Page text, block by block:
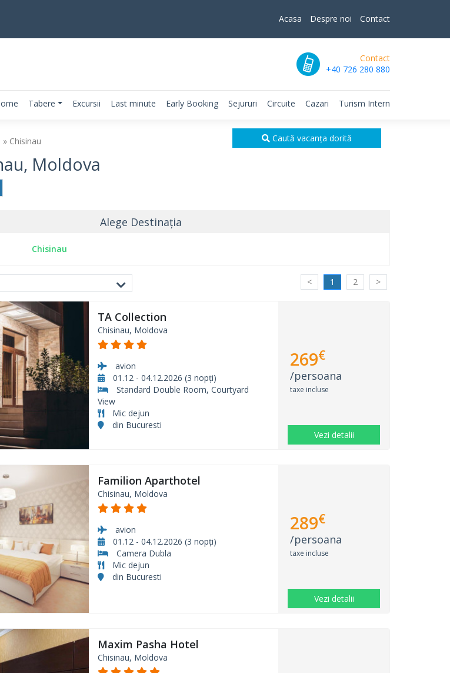
Acasa Despre noi Contact
Contact
+40 726 280 880
Tabere Excursii Last minute Early Booking Sejururi Circuite Cazari Turism Intern
Chisinau Caută vacanța dorită
Moldova
Alege Destinația
Chisinau
< 1 2 >
TA Collection
Chisinau, Moldova
avion
01.12 - 04.12.2026 (3 nopți)
Standard Double Room, Courtyard
View
Mic dejun
din Bucuresti
269€
/persoana
taxe incluse
Vezi detalii
Familion Aparthotel
Chisinau, Moldova
avion
01.12 - 04.12.2026 (3 nopți)
Camera Dubla
Mic dejun
din Bucuresti
289€
/persoana
taxe incluse
Vezi detalii
Maxim Pasha Hotel
Chisinau, Moldova